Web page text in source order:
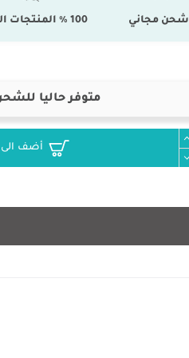
شحن مجاني 100 % المنتجات الأصلية
متوفر حاليا
أضف الى